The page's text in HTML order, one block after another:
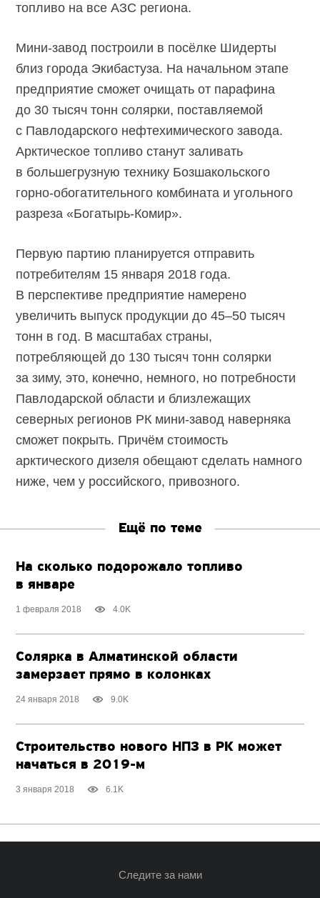
топливо на все АЗС региона.
Мини-завод построили в посёлке Шидерты
близ города Экибастуза. На начальном этапе
предприятие сможет очищать от парафина
до 30 тысяч тонн солярки, поставляемой
с Павлодарского нефтехимического завода.
Арктическое топливо станут заливать
в большегрузную технику Бозшакольского
горно-обогатительного комбината и угольного
разреза «Богатырь-Комир».
Первую партию планируется отправить
потребителям 15 января 2018 года.
В перспективе предприятие намерено
увеличить выпуск продукции до 45–50 тысяч
тонн в год. В масштабах страны,
потребляющей до 130 тысяч тонн солярки
за зиму, это, конечно, немного, но потребности
Павлодарской области и близлежащих
северных регионов РК мини-завод наверняка
сможет покрыть. Причём стоимость
арктического дизеля обещают сделать намного
ниже, чем у российского, привозного.
Ещё по теме
На сколько подорожало топливо
в январе
1 февраля 2018 4.0K
Солярка в Алматинской области
замерзает прямо в колонках
24 января 2018 9.0K
Строительство нового НПЗ в РК может
начаться в 2019-м
3 января 2018 6.1K
Следите за нами